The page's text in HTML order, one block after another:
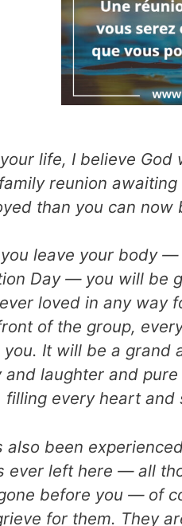
life, I believe God
reunion
than you can now
leave your body
Day — you will be
loved in any way
of the group,
It will be a grand
and laughter and
filling every heart and
also been
ever left here — all
before you — of
for them. They